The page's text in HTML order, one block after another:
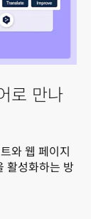
로 만나
와 웹 페이지
활성화하는 방